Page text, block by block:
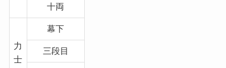
十両
力
士
幕下
三段目